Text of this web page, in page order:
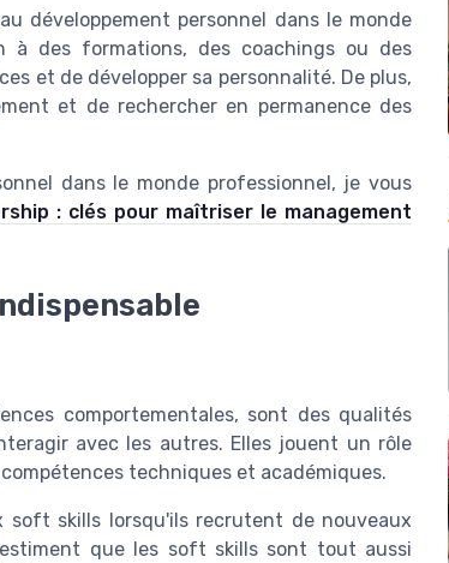
développement personnel dans le monde
à des formations, des coachings ou des
et de développer sa personnalité. De plus,
et de rechercher en permanence des
dans le monde professionnel, je vous
: clés pour maîtriser le management
comportementales, sont des qualités
avec les autres. Elles jouent un rôle
techniques et académiques.
soft skills lorsqu'ils recrutent de nouveaux
que les soft skills sont tout aussi